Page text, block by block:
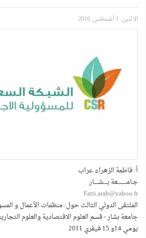
الاثنين, 1 أغسطس, 2016
أ: فاطمة الزهراء عراب
جـامـــــــــعة بــــشــــار
Fatti.arab@yahoo.fr
الملتقى الدولي الثالث حول: منظمات الأعمال و
جامعة بشار - قسم العلوم الاقتصادية والعلوم
يومي 14و 15 فيفري 2011